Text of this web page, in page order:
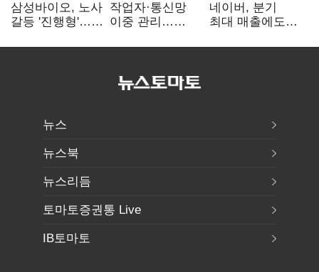
삼성바이오, 노사
갈등 '진행형'…
작업자·통신망
이중 관리…
비상대응 돌입
네이버, 분기
최대 매출에도
팩토리 속도
뉴스
뉴스북
뉴스리듬
토마토증권통 Live
IB토마토